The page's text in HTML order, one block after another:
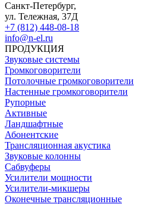
Санкт-Петербург,
ул. Тележная, 37Д
+7 (812) 448-08-18
info@n-el.ru
ПРОДУКЦИЯ
Звуковые системы
Громкоговорители
Потолочные громкоговорители
Настенные громкоговорители
Рупорные
Активные
Ландшафтные
Абонентские
Трансляционная акустика
Звуковые колонны
Сабвуферы
Усилители мощности
Усилители-микшеры
Оконечные трансляционные